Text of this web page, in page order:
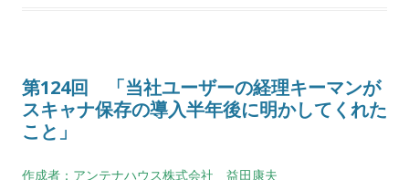
第124回 「当社ユーザーの経理キーマンが
スキャナ保存の導入半年後に明かしてくれた
こと」
作成者：アンテナハウス株式会社 益田康夫